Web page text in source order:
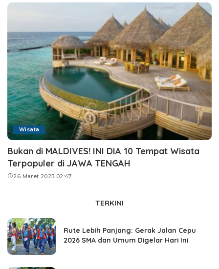
Wisata
Bukan di MALDIVES! INI DIA 10 Tempat Wisata
Terpopuler di JAWA TENGAH
26 Maret 2023 02:47
TERKINI
Rute Lebih Panjang: Gerak Jalan Cepu
2026 SMA dan Umum Digelar Hari Ini